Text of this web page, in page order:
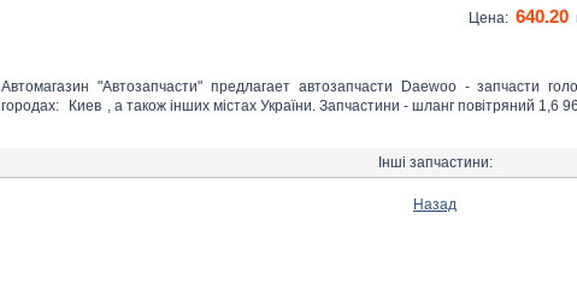
Цена: 640.20
Автомагазин "Автозапчасти" предлагает автозапчасти Daewoo - запчасти
городах:
Киев , а також інших містах України. Запчастини - шланг повітряний 1,6
Інші запчастини:
Назад